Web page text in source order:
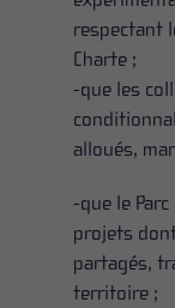
respectant
Charte ;
-que les
alloués,
-que le
projets
partagés,
territoire ;